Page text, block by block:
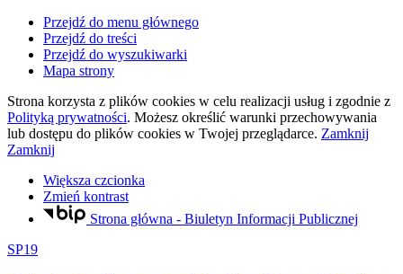
Przejdź do menu głównego
Przejdź do treści
Przejdź do wyszukiwarki
Mapa strony
Strona korzysta z plików cookies w celu realizacji usług i zgodnie z
Polityką prywatności. Możesz określić warunki przechowywania
lub dostępu do plików cookies w Twojej przeglądarce. Zamknij
Zamknij
Większa czcionka
Zmień kontrast
Strona główna - Biuletyn Informacji Publicznej
SP19